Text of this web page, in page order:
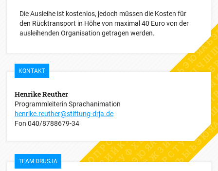
Die Ausleihe ist kostenlos, jedoch müssen die Kosten für
den Rücktransport in Höhe von maximal 40 Euro von der
ausleihenden Organisation getragen werden.
KONTAKT
Henrike Reuther
Programmleiterin Sprachanimation
henrike.reuther@stiftung-drja.de
Fon 040/8788679-34
TEAM DRUSJA